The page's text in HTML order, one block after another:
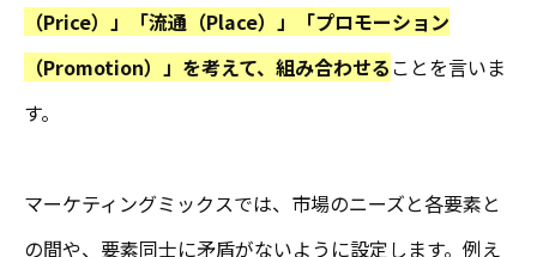
（Price）」「流通（Place）」「プロモーション
（Promotion）」を考えて、組み合わせることを言いま
す。
マーケティングミックスでは、市場のニーズと各要素と
の間や、要素同士に矛盾がないように設定します。例え